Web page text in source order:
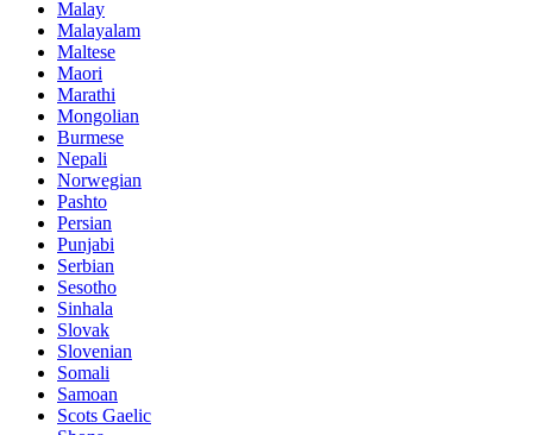
Malay
Malayalam
Maltese
Maori
Marathi
Mongolian
Burmese
Nepali
Norwegian
Pashto
Persian
Punjabi
Serbian
Sesotho
Sinhala
Slovak
Slovenian
Somali
Samoan
Scots Gaelic